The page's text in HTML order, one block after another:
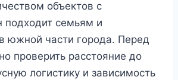
объектов с
подходит семьям и
южной части города. Перед
проверить расстояние до
логистику и зависимость